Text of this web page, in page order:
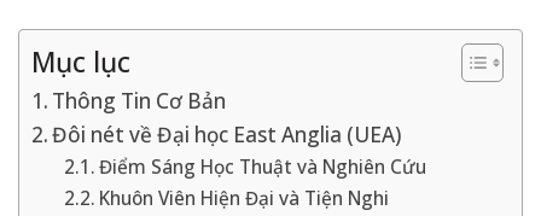
Mục lục
Thông Tin Cơ Bản
Đôi nét về Đại học East Anglia (UEA)
Điểm Sáng Học Thuật và Nghiên Cứu
Khuôn Viên Hiện Đại và Tiện Nghi